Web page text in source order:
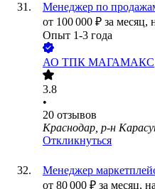
Менеджер по
от 100 000 ₽ за месяц,
Опыт 1-3 года
АО ТПК МАГАМАКС
3.8
•
20 отзывов
Краснодар, р-н
Откликнуться
Менеджер
от 80 000 ₽ за месяц,